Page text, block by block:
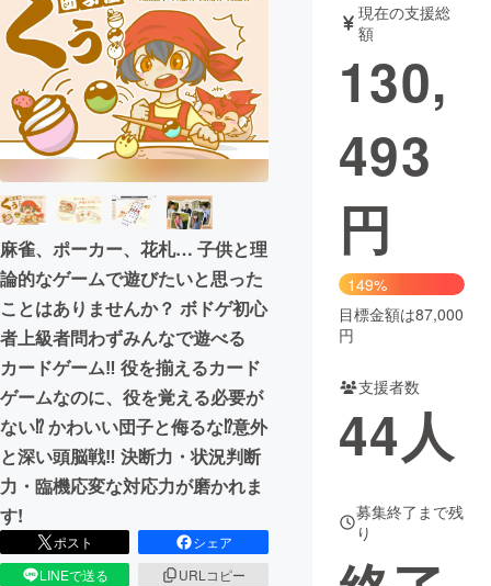
テクノロジー・ガジェット
映像・映画 書籍・雑誌
ビジネス・起業 チャレンジ
まちづくり・地域活性化
CAMPFIRE for Social Good
CAMPFIRE Creation
CAMPFIREふるさと納税machi-ya コミュニティ
麻雀、ポーカー、花札… 子供と理
論的なゲームで遊びたいと思った
ことはありませんか？ ボドゲ初心
者上級者問わずみんなで遊べる
カードゲーム‼︎ 役を揃えるカード
ゲームなのに、役を覚える必要が
ない⁉︎ かわいい団子と侮るな⁉︎意外
と深い頭脳戦‼︎ 決断力・状況判断
力・臨機応変な対応力が磨かれま
す!
ポスト
シェア
LINEで送る
URLコピー
現在の支援総
額
130,
493
円
149%
目標金額は87,000
円
支援者数
44人
募集終了まで残
り